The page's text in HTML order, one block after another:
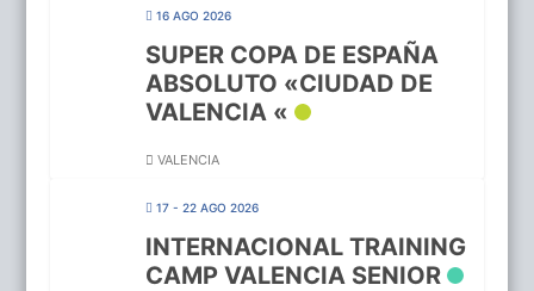
16 AGO 2026
SUPER COPA DE ESPAÑA
ABSOLUTO «CIUDAD DE
VALENCIA «
VALENCIA
17 - 22 AGO 2026
INTERNACIONAL TRAINING
CAMP VALENCIA SENIOR